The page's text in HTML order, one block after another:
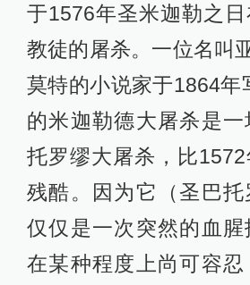
于1576年圣米迦勒之
教徒的屠杀。一位名叫
莫特的小说家于1864年
的米迦勒德大屠杀是
托罗缪大屠杀，比
残酷。因为它（圣巴托
仅仅是一次突然的血
在某种程度上尚可容